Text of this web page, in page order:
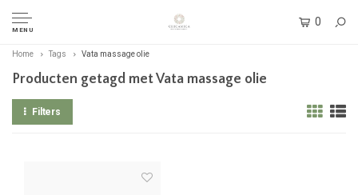
MENU
0
Home Tags Vata massage olie
Producten getagd met Vata massage olie
Filters